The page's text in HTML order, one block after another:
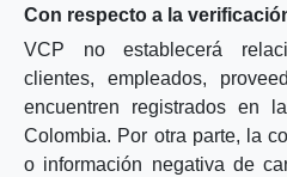
Con respecto a la
VCP no establecerá
clientes, empleados,
encuentren registrados en
Colombia. Por otra parte, la
o información negativa de